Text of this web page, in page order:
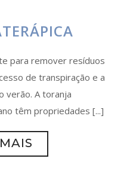
para remover resíduos
de transpiração e a
verão. A toranja
têm propriedades [...]